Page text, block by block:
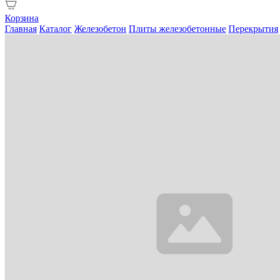
Корзина
Главная Каталог Железобетон Плиты железобетонные Перекрытия